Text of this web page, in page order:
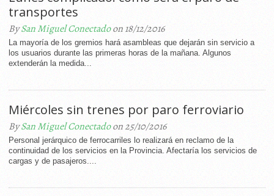
transportes
BySan Miguel Conectadoon 18/12/2016
La mayoría de los gremios hará asambleas que dejarán sin servicio a
los usuarios durante las primeras horas de la mañana. Algunos
extenderán la medida...
Miércoles sin trenes por paro ferroviario
BySan Miguel Conectadoon 25/10/2016
Personal jerárquico de ferrocarriles lo realizará en reclamo de la
continuidad de los servicios en la Provincia. Afectaría los servicios de
cargas y de pasajeros....